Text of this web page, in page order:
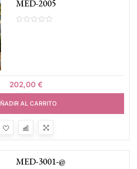
MED-2005
202,00 €
AL CARRITO
MED-3001-@